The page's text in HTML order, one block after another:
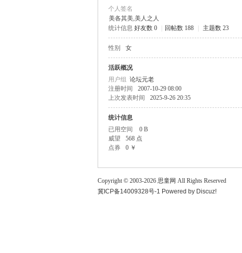
个人签名
美各其美,美人之人
统计信息 好友数 0 回帖数 188 主题数 23
性别 女
活跃概况
用户组 论坛元老
注册时间
2007-10-29 08:00
上次发表时间
2025-9-26 20:35
统计信息
已用空间
0 B
威望
568 点
点券
0 ￥
Copyright © 2003-2026 思童网 All Rights Reserved
冀ICP备14009328号-1 Powered by Discuz!